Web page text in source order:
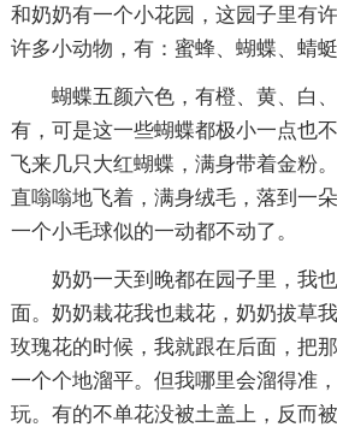
和奶奶有一个小花园，这园子里有
许多小动物，有：蜜蜂、蝴蝶、蜻蜓
蝴蝶五颜六色，有橙、黄、白
有，可是这一些蝴蝶都极小一点也
飞来几只大红蝴蝶，满身带着金粉
直嗡嗡地飞着，满身绒毛，落到一
一个小毛球似的一动都不动了。
奶奶一天到晚都在园子里，我
面。奶奶栽花我也栽花，奶奶拔草
玫瑰花的时候，我就跟在后面，把
一个个地溜平。但我哪里会溜得准
玩。有的不单花没被土盖上，反而